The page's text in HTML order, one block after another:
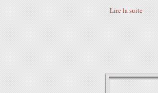
Lire la suite